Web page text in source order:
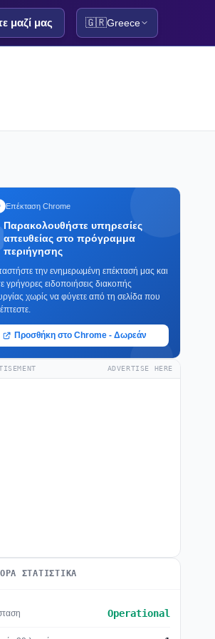
μαζί μας 🇬🇷Greece
Επέκταση Chrome
Παρακολουθήστε υπηρεσίες
απευθείας στο πρόγραμμα
περιήγησης
την ενημερωμένη επέκτασή μας και
γρήγορες ειδοποιήσεις διακοπής
χωρίς να φύγετε από τη σελίδα που
Προσθήκη στο Chrome - Δωρεάν
ADVERTISE HERE
ΣΤΑΤΙΣΤΙΚΆ
Operational